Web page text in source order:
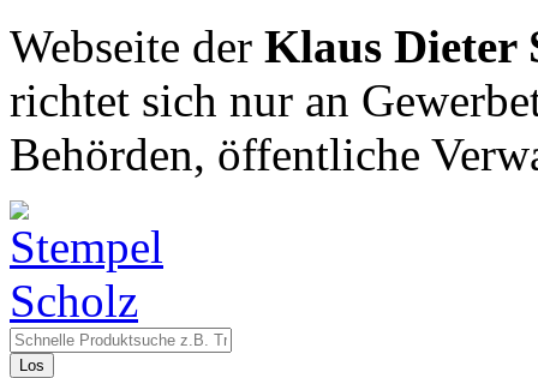
Webseite der Klaus Dieter
richtet sich nur an
Behörden, öffentliche
Los